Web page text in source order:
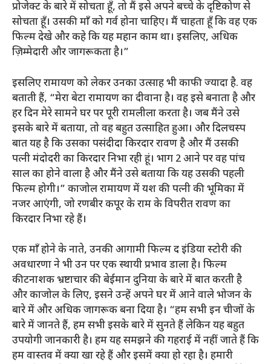
प्रोजेक्ट के बारे में सोचता हूँ, तो मैं इसे अपने बच्चे के दृष्टिकोण से
सोचता हूँ। उसकी माँ को गर्व होना चाहिए। मैं चाहता हूँ कि वह एक
फिल्म देखे और कहे कि यह महान काम था। इसलिए, अधिक
ज़िम्मेदारी और जागरूकता है।”
इसलिए रामायण को लेकर उनका उत्साह भी काफी ज्यादा है. वह
बताती हैं, “मेरा बेटा रामायण का दीवाना है। वह इसे बनाता है और
हर दिन मेरे सामने घर पर पूरी रामलीला करता है। जब मैंने उसे
इसके बारे में बताया, तो वह बहुत उत्साहित हुआ। और दिलचस्प
बात यह है कि उसका पसंदीदा किरदार रावण है और मैं उसकी
पत्नी मंदोदरी का किरदार निभा रही हूं। भाग 2 आने पर वह पांच
साल का होने वाला है और मैंने उसे बताया कि यह उसकी पहली
फिल्म होगी।” काजोल रामायण में यश की पत्नी की भूमिका में
नजर आएंगी, जो रणबीर कपूर के राम के विपरीत रावण का
किरदार निभा रहे हैं।
एक माँ होने के नाते, उनकी आगामी फिल्म द इंडिया स्टोरी की
अवधारणा ने भी उन पर एक स्थायी प्रभाव डाला है। फिल्म
कीटनाशक भ्रष्टाचार की बेईमान दुनिया के बारे में बात करती है
और काजोल के लिए, इसने उन्हें अपने घर में आने वाले भोजन के
बारे में और अधिक जागरूक बना दिया है। “हम सभी इन चीजों के
बारे में जानते हैं, हम सभी इसके बारे में सुनते हैं लेकिन यह बहुत
उपयोगी जानकारी है। हम यह समझने की गहराई में नहीं जाते हैं कि
हम वास्तव में क्या खा रहे हैं और इसमें क्या हो रहा है। हमारी